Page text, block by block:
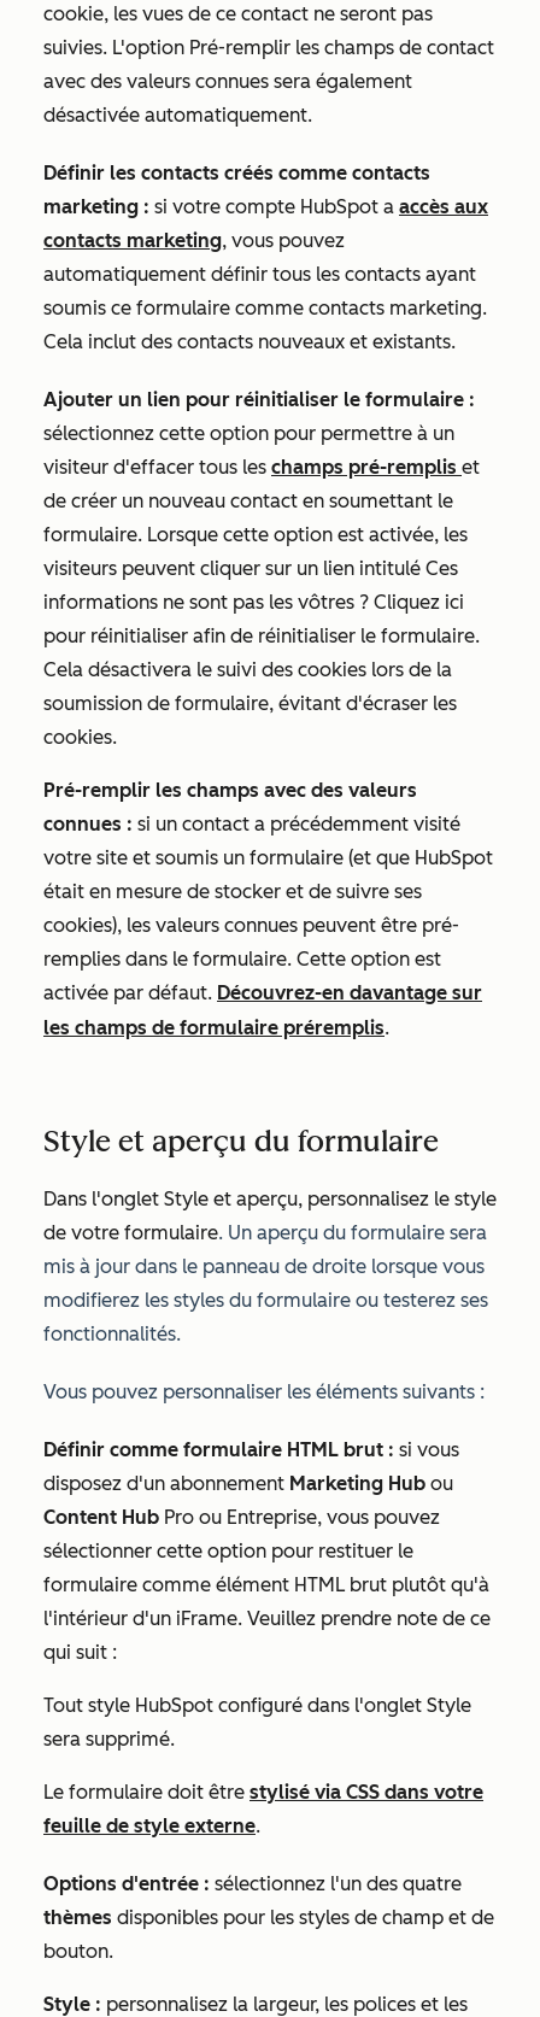
cookie, les vues de ce contact ne seront pas
suivies. L'option Pré-remplir les champs de contact
avec des valeurs connues sera également
désactivée automatiquement.
Définir les contacts créés comme contacts
marketing : si votre compte HubSpot a accès aux
contacts marketing, vous pouvez
automatiquement définir tous les contacts ayant
soumis ce formulaire comme contacts marketing.
Cela inclut des contacts nouveaux et existants.
Ajouter un lien pour réinitialiser le formulaire :
sélectionnez cette option pour permettre à un
visiteur d'effacer tous les champs pré-remplis et
de créer un nouveau contact en soumettant le
formulaire. Lorsque cette option est activée, les
visiteurs peuvent cliquer sur un lien intitulé Ces
informations ne sont pas les vôtres ? Cliquez ici
pour réinitialiser afin de réinitialiser le formulaire.
Cela désactivera le suivi des cookies lors de la
soumission de formulaire, évitant d'écraser les
cookies.
Pré-remplir les champs avec des valeurs
connues : si un contact a précédemment visité
votre site et soumis un formulaire (et que HubSpot
était en mesure de stocker et de suivre ses
cookies), les valeurs connues peuvent être pré-
remplies dans le formulaire. Cette option est
activée par défaut. Découvrez-en davantage sur
les champs de formulaire préremplis.
Style et aperçu du formulaire
Dans l'onglet Style et aperçu, personnalisez le style
de votre formulaire. Un aperçu du formulaire sera
mis à jour dans le panneau de droite lorsque vous
modifierez les styles du formulaire ou testerez ses
fonctionnalités.
Vous pouvez personnaliser les éléments suivants :
Définir comme formulaire HTML brut : si vous
disposez d'un abonnement Marketing Hub ou
Content Hub Pro ou Entreprise, vous pouvez
sélectionner cette option pour restituer le
formulaire comme élément HTML brut plutôt qu'à
l'intérieur d'un iFrame. Veuillez prendre note de ce
qui suit :
Tout style HubSpot configuré dans l'onglet Style
sera supprimé.
Le formulaire doit être stylisé via CSS dans votre
feuille de style externe.
Options d'entrée : sélectionnez l'un des quatre
thèmes disponibles pour les styles de champ et de
bouton.
Style : personnalisez la largeur, les polices et les